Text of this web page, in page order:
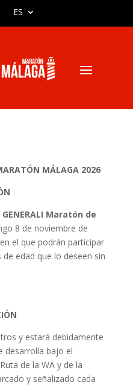
ES
MÁLAGA 2026
GENERALI Maratón de
8 de noviembre de
el que podrán participar
edad que lo deseen sin
y estará debidamente
desarrolla bajo el
de la WA y de la
y señalizado cada